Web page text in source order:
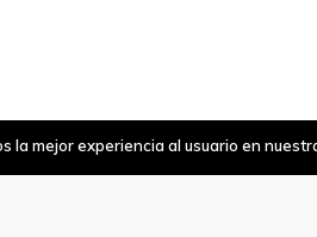
la mejor experiencia al usuario en